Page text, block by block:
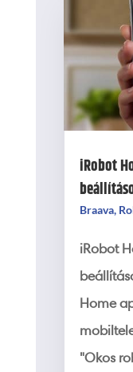
iRobot
Braava,
iRobot
Home
"Okos